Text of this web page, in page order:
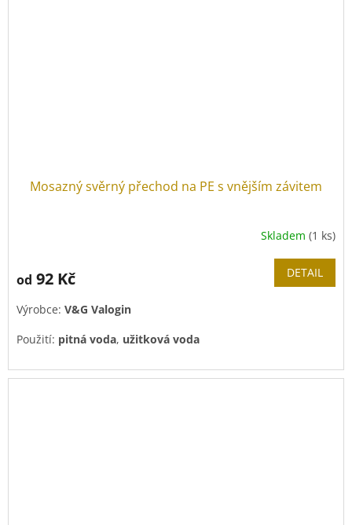
Mosazný svěrný přechod na PE s vnějším závitem
Skladem (1 ks)
od 92 Kč DETAIL
Výrobce: V&G Valogin
Použití: pitná voda, užitková voda